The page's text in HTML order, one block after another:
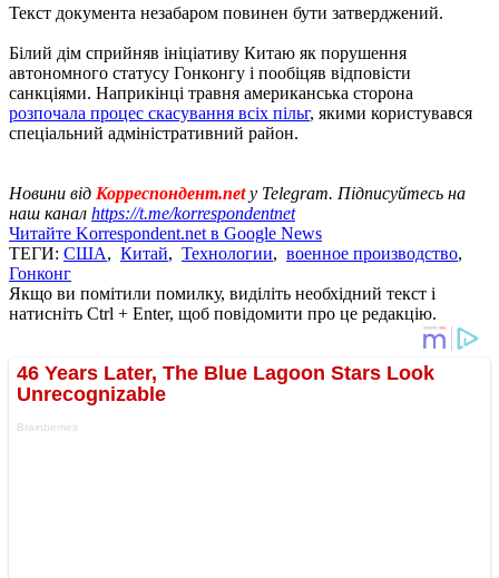
Текст документа незабаром повинен бути затверджений.
Білий дім сприйняв ініціативу Китаю як порушення
автономного статусу Гонконгу і пообіцяв відповісти
санкціями. Наприкінці травня американська сторона
розпочала процес скасування всіх пільг, якими користувався
спеціальний адміністративний район.
Новини від Корреспондент.netу Telegram. Підписуйтесь на
наш канал https://t.me/korrespondentnet
Читайте Korrespondent.net в Google News
ТЕГИ: США, Китай, Технологии, военное производство,
Гонконг
Якщо ви помітили помилку, виділіть необхідний текст і
натисніть Ctrl + Enter, щоб повідомити про це редакцію.